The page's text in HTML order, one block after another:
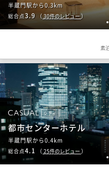
1
半蔵門駅から0.3km
総合点3.9 （30件のレビュー）
素
1
シティ
都市センターホテル
半蔵門駅から0.4km
総合点4.1 （ 25件のレビュー ）